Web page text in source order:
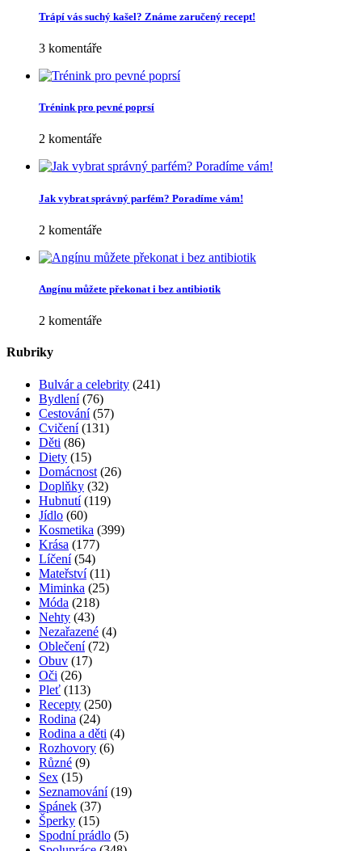
Trápí vás suchý kašel? Známe zaručený recept!
3 komentáře
Trénink pro pevné poprsí
2 komentáře
Jak vybrat správný parfém? Poradíme vám!
2 komentáře
Angínu můžete překonat i bez antibiotik
2 komentáře
Rubriky
Bulvár a celebrity (241)
Bydlení(76)
Cestování(57)
Cvičení(131)
Děti (86)
Diety (15)
Domácnost (26)
Doplňky (32)
Hubnutí(119)
Jídlo (60)
Kosmetika (399)
Krása (177)
Líčení(54)
Mateřství(11)
Miminka (25)
Móda (218)
Nehty (43)
Nezařazené (4)
Oblečení(72)
Obuv (17)
Oči (26)
Pleť (113)
Recepty (250)
Rodina (24)
Rodina a děti (4)
Rozhovory (6)
Různé (9)
Sex (15)
Seznamování(19)
Spánek (37)
Šperky (15)
Spodní prádlo (5)